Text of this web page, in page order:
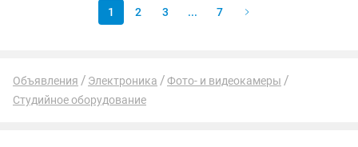
1 2 3 ... 7
Объявления Электроника
Фото- и видеокамеры
Студийное оборудование